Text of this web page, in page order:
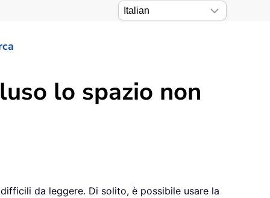
lo spazio non
da leggere. Di solito, è possibile usare la